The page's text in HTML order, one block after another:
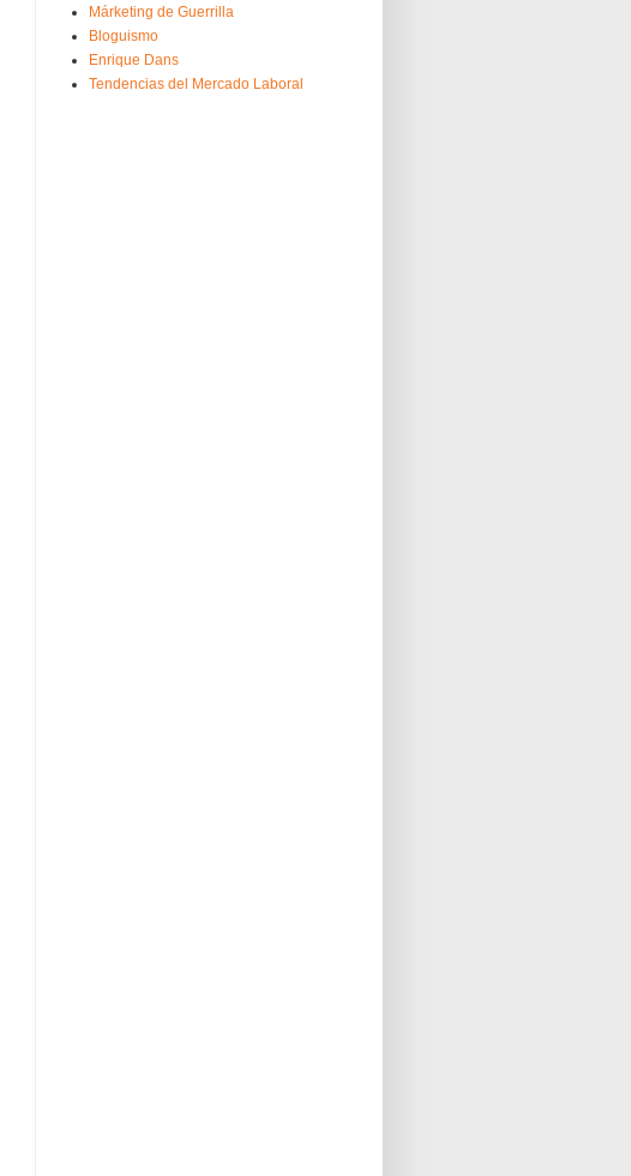
Márketing de Guerrilla
Bloguismo
Enrique Dans
Tendencias del Mercado Laboral